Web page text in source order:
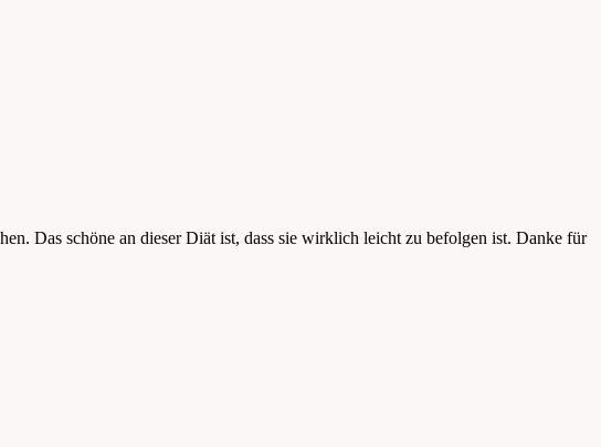
Das schöne an dieser Diät ist, dass sie wirklich leicht zu befolgen ist. Danke für